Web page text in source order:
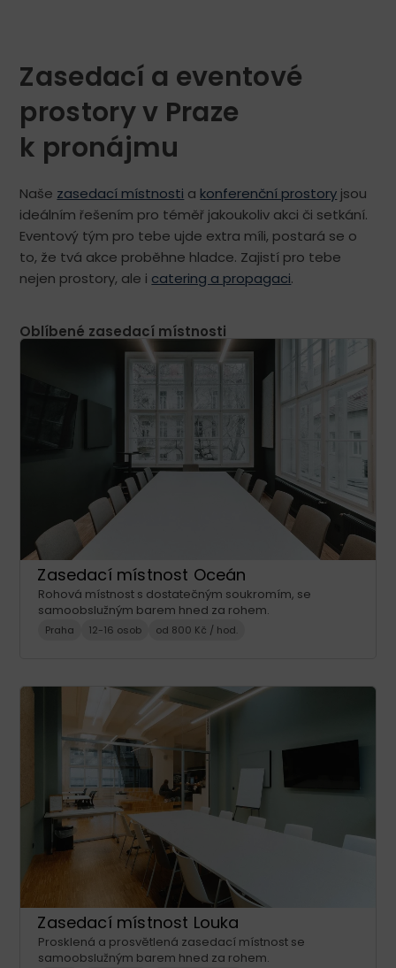
Zasedací a eventové
prostory v Praze
k pronájmu
Naše zasedací místnosti a konferenční prostory jsou
ideálním řešením pro téměř jakoukoliv akci či setkání.
Eventový tým pro tebe ujde extra míli, postará se o
to, že tvá akce proběhne hladce. Zajistí pro tebe
nejen prostory, ale i catering a propagaci.
Oblíbené zasedací místnosti
Zasedací místnost Oceán
Rohová místnost s dostatečným soukromím, se
samoobslužným barem hned za rohem.
Praha 12-16 osob od 800 Kč / hod.
Zasedací místnost Louka
Prosklená a prosvětlená zasedací místnost se
samoobslužným barem hned za rohem.